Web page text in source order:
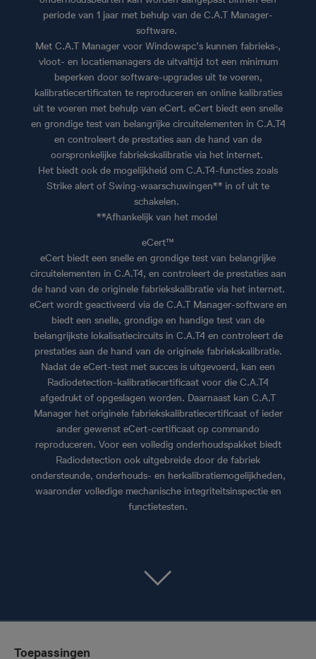
periode van 1 jaar met behulp van de C.A.T Manager-
software.
Met C.A.T Manager voor Windowspc’s kunnen fabrieks-,
vloot- en locatiemanagers de uitvaltijd tot een minimum
beperken door software-upgrades uit te voeren,
kalibratiecertificaten te reproduceren en online kalibraties
uit te voeren met behulp van eCert. eCert biedt een snelle
en grondige test van belangrijke circuitelementen in C.A.T4
en controleert de prestaties aan de hand van de
oorspronkelijke fabriekskalibratie via het internet.
Het biedt ook de mogelijkheid om C.A.T4-functies zoals
Strike alert of Swing-waarschuwingen** in of uit te
schakelen.
**Afhankelijk van het model
eCert™
eCert biedt een snelle en grondige test van belangrijke
circuitelementen in C.A.T4, en controleert de prestaties aan
de hand van de originele fabriekskalibratie via het internet.
eCert wordt geactiveerd via de C.A.T Manager-software en
biedt een snelle, grondige en handige test van de
belangrijkste lokalisatiecircuits in C.A.T4 en controleert de
prestaties aan de hand van de originele fabriekskalibratie.
Nadat de eCert-test met succes is uitgevoerd, kan een
Radiodetection-kalibratiecertificaat voor die C.A.T4
afgedrukt of opgeslagen worden. Daarnaast kan C.A.T
Manager het originele fabriekskalibratiecertificaat of ieder
ander gewenst eCert-certificaat op commando
reproduceren. Voor een volledig onderhoudspakket biedt
Radiodetection ook uitgebreide door de fabriek
ondersteunde, onderhouds- en herkalibratiemogelijkheden,
waaronder volledige mechanische integriteitsinspectie en
functietesten.
Toepassingen